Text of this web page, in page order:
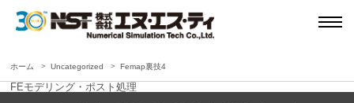
ホーム Uncategorized Femap裏技4
FEモデリング・ポスト処理